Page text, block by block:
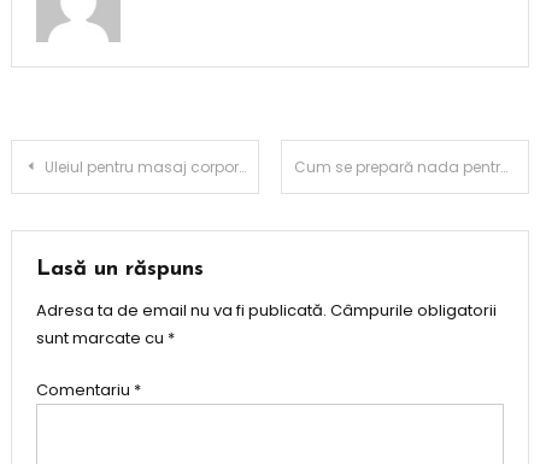
Navigare
articole
Uleiul pentru masaj corporal: ce este, care sunt beneficiile și cum se folosește Cum se prepară nada pentru pescuit la vară
Lasă un răspuns
Adresa ta de email nu va fi publicată. Câmpurile obligatorii
sunt marcate cu *
Comentariu *